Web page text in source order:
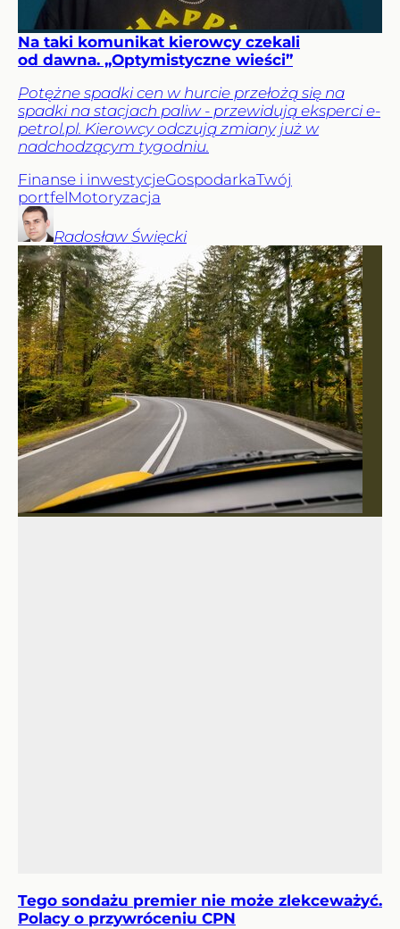
Na taki komunikat kierowcy czekali
od dawna. „Optymistyczne wieści”
Potężne spadki cen w hurcie przełożą się na
spadki na stacjach paliw - przewidują eksperci e-
petrol.pl. Kierowcy odczują zmiany już w
nadchodzącym tygodniu.
Finanse i inwestycjeGospodarkaTwój
portfelMotoryzacja
Radosław Święcki
Tego sondażu premier nie może zlekceważyć.
Polacy o przywróceniu CPN